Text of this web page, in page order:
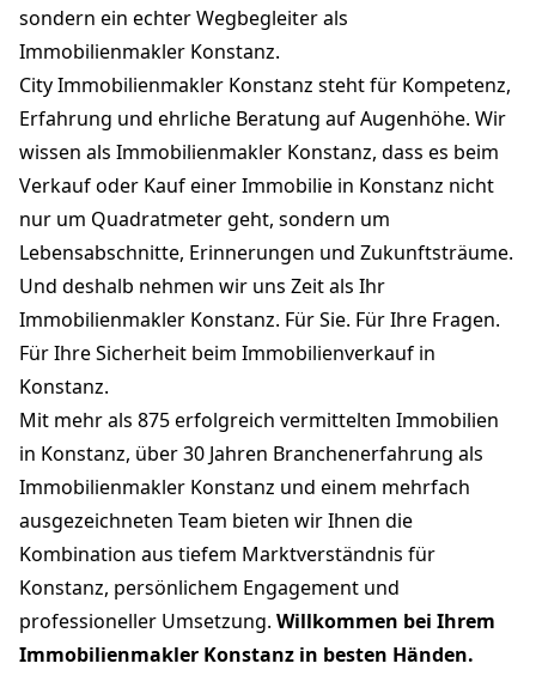
sondern ein echter Wegbegleiter als
Immobilienmakler Konstanz.
City Immobilienmakler Konstanz steht für Kompetenz,
Erfahrung und ehrliche Beratung auf Augenhöhe. Wir
wissen als Immobilienmakler Konstanz, dass es beim
Verkauf oder Kauf einer Immobilie in Konstanz nicht
nur um Quadratmeter geht, sondern um
Lebensabschnitte, Erinnerungen und Zukunftsträume.
Und deshalb nehmen wir uns Zeit als Ihr
Immobilienmakler Konstanz. Für Sie. Für Ihre Fragen.
Für Ihre Sicherheit beim Immobilienverkauf in
Konstanz.
Mit mehr als 875 erfolgreich vermittelten Immobilien
in Konstanz, über 30 Jahren Branchenerfahrung als
Immobilienmakler Konstanz und einem mehrfach
ausgezeichneten Team bieten wir Ihnen die
Kombination aus tiefem Marktverständnis für
Konstanz, persönlichem Engagement und
professioneller Umsetzung. Willkommen bei Ihrem
Immobilienmakler Konstanz in besten Händen.